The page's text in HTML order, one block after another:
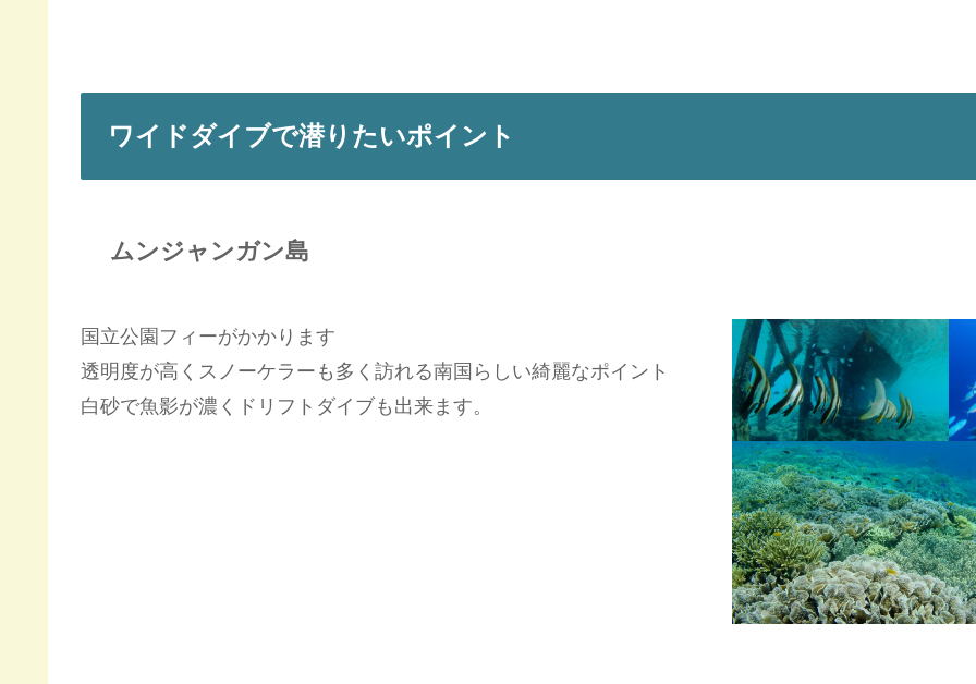
ワイドダイブで潜りたいポイント
ムンジャンガン島
国立公園フィーがかかります
透明度が高くスノーケラーも多く訪れる南国らしい綺麗なポイント
白砂で魚影が濃くドリフトダイブも出来ます。